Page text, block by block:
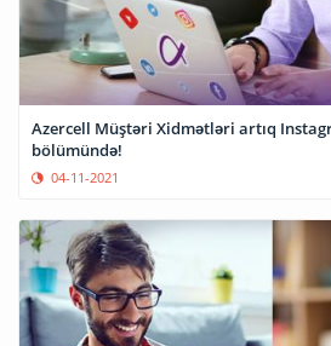
Azercell Müştəri Xidmətləri artıq
bölümündə!
04-11-2021